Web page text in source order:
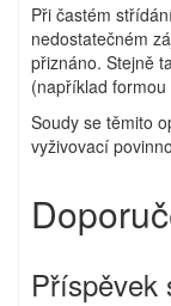
Při častém
nedostatečném
přiznáno. Stejně
(například formou
Soudy se těmito
vyživovací
Příspěvek